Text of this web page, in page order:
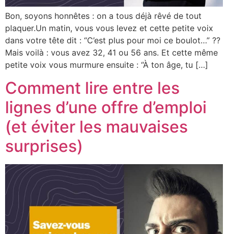
Bon, soyons honnêtes : on a tous déjà rêvé de tout
plaquer.Un matin, vous vous levez et cette petite voix
dans votre tête dit : “C’est plus pour moi ce boulot…” ?‍?️
Mais voilà : vous avez 32, 41 ou 56 ans. Et cette même
petite voix vous murmure ensuite : “À ton âge, tu […]
Comment lire entre les
lignes d’une offre d’emploi
(et éviter les mauvaises
surprises)